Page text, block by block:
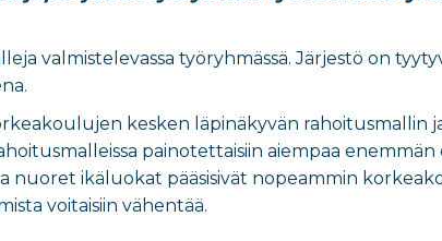
valmistelevassa työryhmässä. Järjestö on
kesken läpinäkyvän rahoitusmallin
painotettaisiin aiempaa
nuoret ikäluokat pääsisivät nopeammin
voitaisiin vähentää.